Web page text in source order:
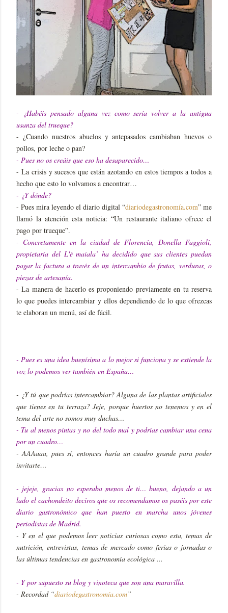
- ¿Habéis pensado alguna vez como sería volver a la antigua
usanza del trueque?
- ¿Cuando nuestros abuelos y antepasados cambiaban huevos o
pollos, por leche o pan?
- Pues no os creáis que eso ha desaparecido…
- La crisis y sucesos que están azotando en estos tiempos a todos a
hecho que esto lo volvamos a encontrar…
- ¿Y dónde?
- Pues mira leyendo el diario digital “diariodegastronomía.com” me
llamó la atención esta noticia: “Un restaurante italiano ofrece el
pago por trueque”.
- Concretamente en la ciudad de Florencia, Donella Faggioli,
propietaria del L'è maiala’ ha decidido que sus clientes puedan
pagar la factura a través de un intercambio de frutas, verduras, o
piezas de artesanía.
- La manera de hacerlo es proponiendo previamente en tu reserva
lo que puedes intercambiar y ellos dependiendo de lo que ofrezcas
te elaboran un menú, así de fácil.
- Pues es una idea buenísima a lo mejor si funciona y se extiende la
voz lo podemos ver también en España…
- ¿Y tú que podrías intercambiar? Alguna de las plantas artificiales
que tienes en tu terraza? Jeje, porque huertos no tenemos y en el
tema del arte no somos muy duchas…
- Tu al menos pintas y no del todo mal y podrías cambiar una cena
por un cuadro…
- AAAaaa, pues sí, entonces haría un cuadro grande para poder
invitarte…
- jejeje, gracias no esperaba menos de ti… bueno, dejando a un
lado el cachondeito deciros que os recomendamos os paséis por este
diario gastronómico que han puesto en marcha unos jóvenes
periodistas de Madrid.
- Y en el que podemos leer noticias curiosas como esta, temas de
nutrición, entrevistas, temas de mercado como ferias o jornadas o
las últimas tendencias en gastronomía ecológica ...
- Y por supuesto su blog y vinoteca que son una maravilla.
- Recordad “diariodegastronomía.com”